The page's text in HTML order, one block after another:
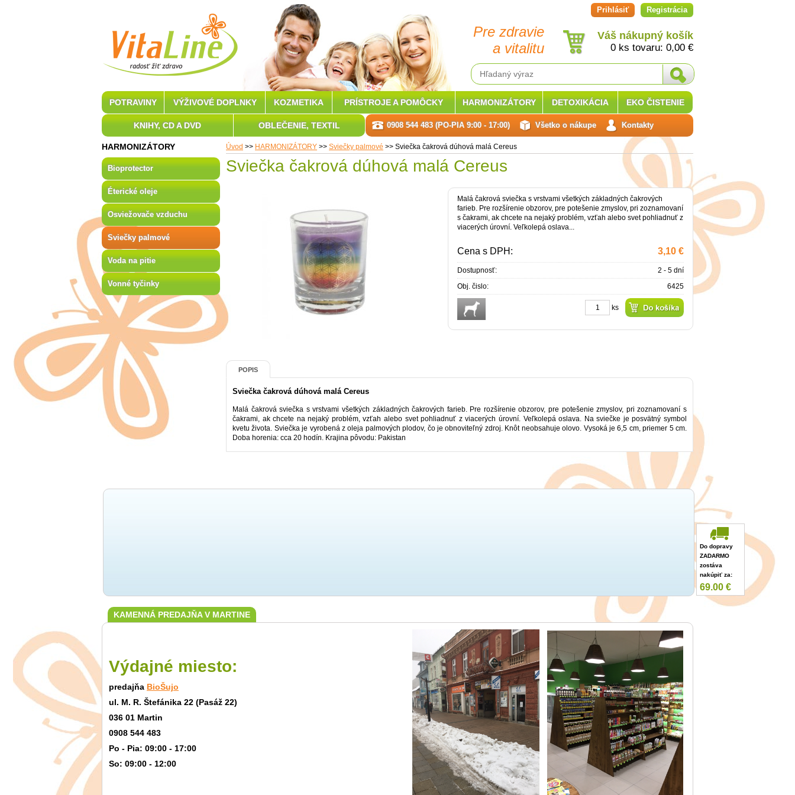
Pre zdravie
a vitalitu
Prihlásiť Registrácia
Váš nákupný košík
0 ks tovaru: 0,00 €
Úvod >> HARMONIZÁTORY >> Sviečky palmové >> Sviečka čakrová dúhová malá Cereus
Sviečka čakrová dúhová malá Cereus
Malá čakrová sviečka s vrstvami všetkých základných čakrových
farieb. Pre rozšírenie obzorov, pre potešenie zmyslov, pri zoznamovaní
s čakrami, ak chcete na nejaký problém, vzťah alebo svet pohliadnuť z
viacerých úrovní. Veľkolepá oslava...
Cena s DPH: 3,10 €
Dostupnosť:
2 - 5 dní
Obj. čislo:
6425
ks
POPIS
Sviečka čakrová dúhová malá Cereus
Malá čakrová sviečka s vrstvami všetkých základných čakrových farieb. Pre rozšírenie obzorov, pre potešenie zmyslov, pri zoznamovaní s
čakrami, ak chcete na nejaký problém, vzťah alebo svet pohliadnuť z viacerých úrovní. Veľkolepá oslava. Na sviečke je posvätný symbol
kvetu života. Sviečka je vyrobená z oleja palmových plodov, čo je obnoviteľný zdroj. Knôt neobsahuje olovo. Vysoká je 6,5 cm, priemer 5 cm.
Doba horenia: cca 20 hodín. Krajina pôvodu: Pakistan
HARMONIZÁTORY
Bioprotector
Éterické oleje
Osviežovače vzduchu
Sviečky palmové
Voda na pitie
Vonné tyčinky
KAMENNÁ PREDAJŇA V MARTINE
Výdajné miesto:
predajňa BioŠujo
ul. M. R. Štefánika 22 (Pasáž 22)
036 01 Martin
0908 544 483
Po - Pia: 09:00 - 17:00
So: 09:00 - 12:00
POTRAVINY VÝŽIVOVÉ DOPLNKY KOZMETIKA PRÍSTROJE A POMÔCKY HARMONIZÁTORY DETOXIKÁCIA EKO ČISTENIE
KNIHY, CD A DVD OBLEČENIE, TEXTIL 0908 544 483 (PO-PIA 9:00 - 17:00) Všetko o nákupe Kontakty
Do dopravy
ZADARMO
zostáva
nakúpiť za:
69.00 €